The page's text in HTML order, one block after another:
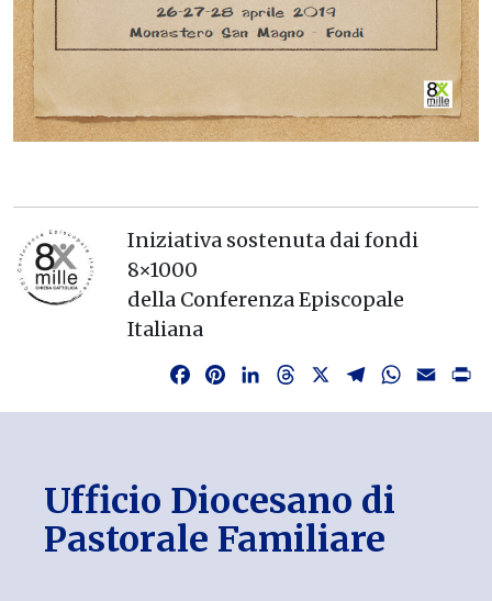
Iniziativa sostenuta dai fondi
8×1000
della Conferenza Episcopale
Italiana
FacebookPinterestLinkedInThreads TelegramEmail
Ufficio Diocesano di
Pastorale Familiare